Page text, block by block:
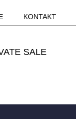
KONTAKT
SALE